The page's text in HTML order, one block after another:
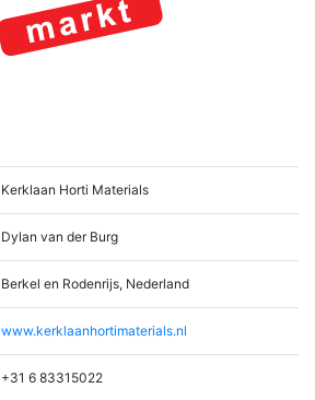
Kerklaan Horti Materials
Dylan van der Burg
Berkel en Rodenrijs, Nederland
www.kerklaanhortimaterials.nl
+31 6 83315022